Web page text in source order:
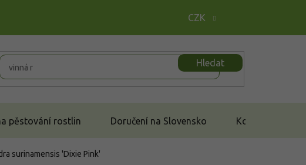
CZK
Hledat
pěstování rostlin Doručení na Slovensko Kontakt
surinamensis 'Dixie Pink'